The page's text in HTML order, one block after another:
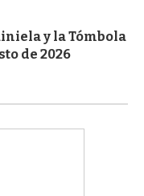
y la Tómbola
de 2026